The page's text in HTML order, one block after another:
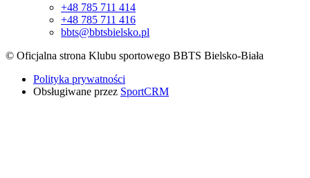
+48 785 711 414
+48 785 711 416
bbts@bbtsbielsko.pl
© Oficjalna strona Klubu sportowego BBTS Bielsko-Biała
Polityka prywatności
Obsługiwane przez SportCRM